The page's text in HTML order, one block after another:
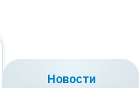
Новости